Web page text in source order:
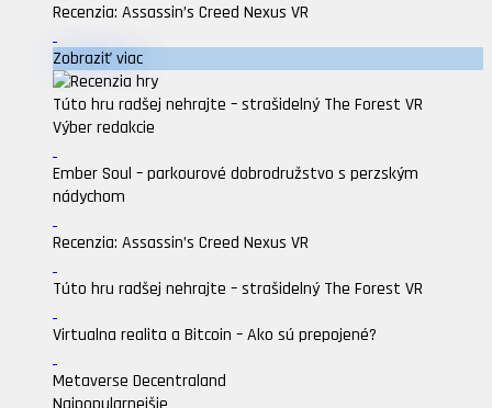
Recenzia: Assassin’s Creed Nexus VR
Zobraziť viac
Túto hru radšej nehrajte – strašidelný The Forest VR
Výber redakcie
Ember Soul – parkourové dobrodružstvo s perzským
nádychom
Recenzia: Assassin’s Creed Nexus VR
Túto hru radšej nehrajte – strašidelný The Forest VR
Virtualna realita a Bitcoin – Ako sú prepojené?
Metaverse Decentraland